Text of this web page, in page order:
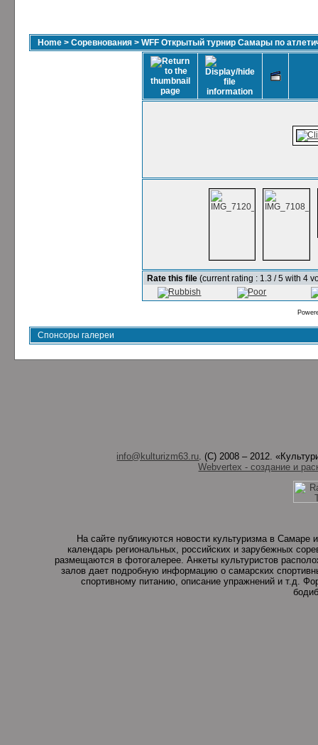
Home > Соревнования > WFF Открытый турнир Самары по
Rate this file (current rating : 1.3 / 5 with 4
Спонсоры галереи
info@kulturizm63.ru. (C) 2008 – 2012.
Webvertex - создание и
На сайте публикуются новости культуризма в
календарь региональных, российских и зарубежных
размещаются в фотогалерее. Анкеты культуристов
залов дает подробную информацию о самарских
спортивному питанию, описание упражнений и т.д.